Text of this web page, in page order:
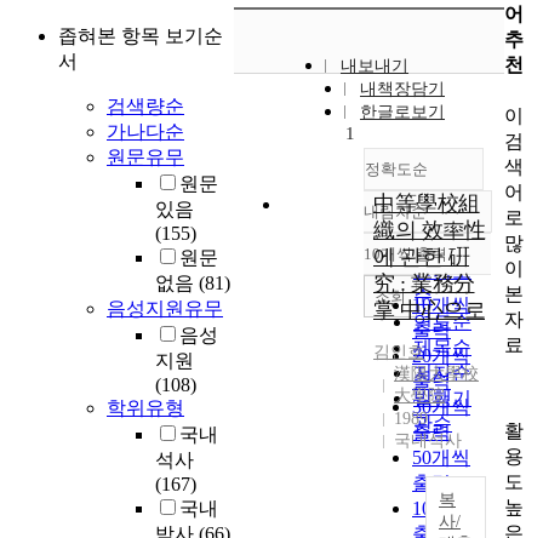
좁혀본 항목 보기순
서
검색량순
가나다순
원문유무
원문
있음
(155)
원문
없음 (81)
음성지원유무
음성
지원
(108)
학위유형
국내
석사
(167)
국내
내보내기
내책장담기
한글로보기
정확도순
정확도
순
인기도
순
연도순
제목순
저자순
발행기
관순
내림차순
내림차순
10개씩 출력
10개씩
출력
20개씩
출력
30개씩
출력
50개씩
출력
100개씩
조회
1
中等學校組
織의 效率性
에 관한 硏
究 : 業務分
掌 中心으로
김인호
漢陽大學校
大學院
1989
국내석사
복
사/
어
추
천
이
검
색
어
로
많
이
본
자
료
활
용
도
높
은